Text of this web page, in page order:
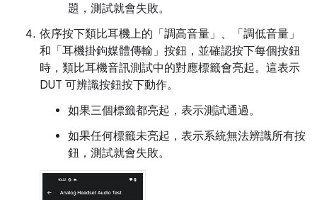
題，測試就會失敗。
依序按下類比耳機上的「調高音量」 、「調低音量」
和「耳機掛鉤媒體傳輸」 按鈕，並確認按下每個按鈕
時，類比耳機音訊測試中的對應標籤會亮起。這表示
DUT 可辨識按鈕按下動作。
如果三個標籤都亮起，表示測試通過。
如果任何標籤未亮起，表示系統無法辨識所有按
鈕，測試就會失敗。